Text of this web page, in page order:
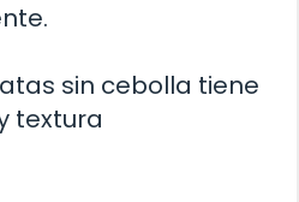
sin cebolla tiene
textura